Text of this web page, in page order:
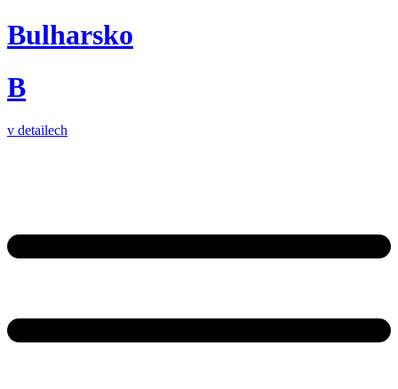
Bulharsko
B
v detailech